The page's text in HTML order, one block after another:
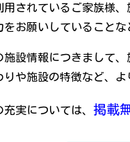
用されているご家族様
お願いしていること
施設情報につきまして
や施設の特徴など、
実については、 掲載